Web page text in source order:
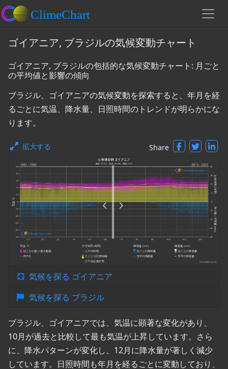
ゴイアニア, ブラジルの気候変動チャート
ゴイアニア, ブラジルの包括的な気候変動チャート: 月ごと
の平均値と影響の傾向
ブラジル、ゴイアニアの気候変動を探索すると、年月を経
るごとに気温、降水量、日照時間のトレンドが明らかにな
ります。
拡大する Share
気候を探る ゴイアニア
気候を探る ブラジル
ブラジル、ゴイアニアでは、気温に顕著な変化があり、
10月が過去と比較して最も気温が上昇しています。さら
に、降水パターンが変化し、12月に降水量が著しく減少
しています。日照時間も年月を経るごとに変動しており、